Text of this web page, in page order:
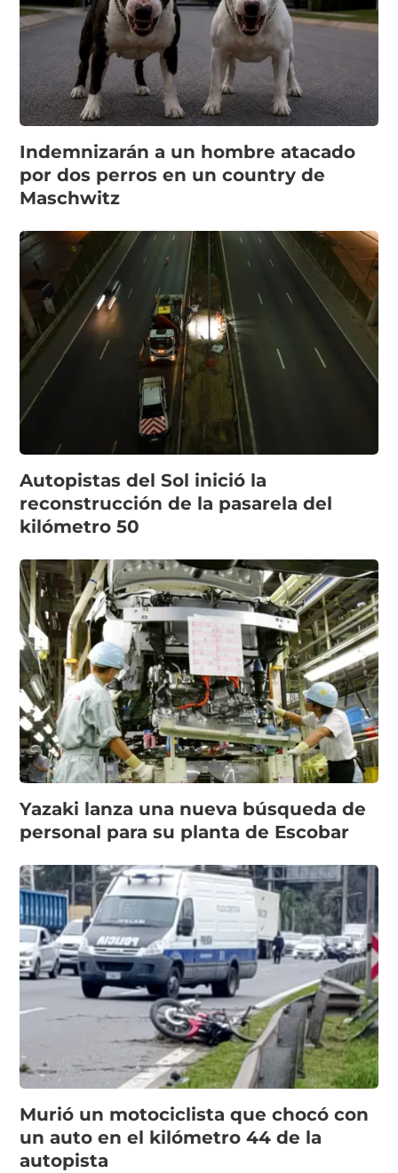
Indemnizarán a un hombre atacado
por dos perros en un country de
Maschwitz
Autopistas del Sol inició la
reconstrucción de la pasarela del
kilómetro 50
Yazaki lanza una nueva búsqueda de
personal para su planta de Escobar
Murió un motociclista que chocó con
un auto en el kilómetro 44 de la
autopista